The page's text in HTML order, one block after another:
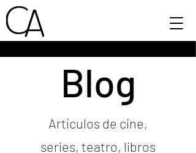
Blog
Artículos de cine,
series, teatro, libros